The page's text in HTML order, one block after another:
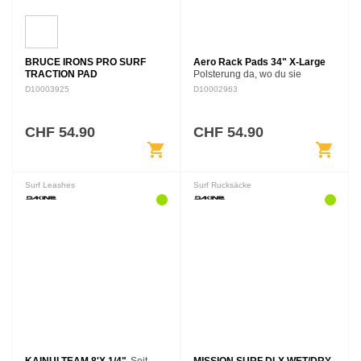
BRUCE IRONS PRO SURF
TRACTION PAD
D10003925
CHF 54.90
shopping_cart
Aero Rack Pads 34" X-Large
Polsterung da, wo du sie
brauchst. Diese Aero-Rack-Pads
D10002963
CHF 54.90
shopping_cart
Surf Leashes Surf Rucksäcke